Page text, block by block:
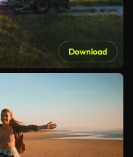
Download